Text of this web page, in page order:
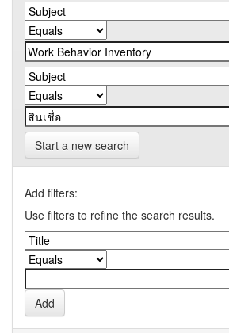
Start a new search
Add filters:
Use filters to refine the search results.